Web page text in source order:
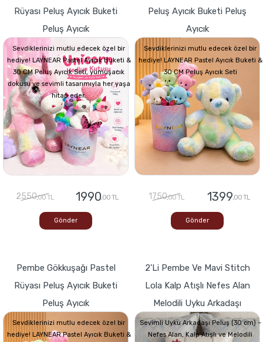
Rüyası Peluş Ayıcık Buketi
Peluş Ayıcık
Sevdiklerinizi mutlu edecek özel bir
hediye! LAYNEAR Pastel Ayıcık Buketi &
30 CM Peluş Ayıcık Seti, yumuşacık
dokusu ve sevimli tasarımıyla her yaşa
hitap eder.
2550,00 TL 1990,00 TL
Gönder
Peluş Ayıcık Buketi Peluş
Ayıcık
Sevdiklerinizi mutlu edecek özel bir
hediye! LAYNEAR Pastel Ayıcık Buketi &
30 CM Peluş Ayıcık Seti
1750,00 TL 1399,00 TL
Gönder
Pembe Gökkuşağı Pastel
Rüyası Peluş Ayıcık Buketi
Peluş Ayıcık
Sevdiklerinizi mutlu edecek özel bir
hediye! LAYNEAR Pastel Ayıcık Buketi &
2'li Pembe Ve Mavi Stitch
Lola Kalp Atışlı Nefes Alan
Melodili Uyku Arkadaşı
Sevimli Uyku Arkadaşı Peluş (30 cm) –
Nefes Alan, Kalp Atışlı ve Melodili